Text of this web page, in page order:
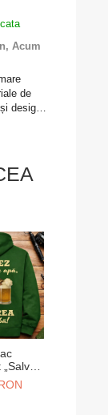
Acum
de
design
si